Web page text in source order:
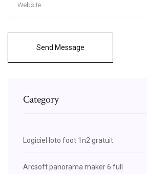
Send Message
Category
Logiciel loto foot 1n2 gratuit
Arcsoft panorama maker 6 full